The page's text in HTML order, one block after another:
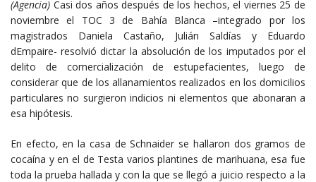
(Agencia) Casi dos años después de los hechos, el viernes 25 de
noviembre el TOC 3 de Bahía Blanca –integrado por los
magistrados Daniela Castaño, Julián Saldías y Eduardo
dEmpaire- resolvió dictar la absolución de los imputados por el
delito de comercialización de estupefacientes, luego de
considerar que de los allanamientos realizados en los domicilios
particulares no surgieron indicios ni elementos que abonaran a
esa hipótesis.
En efecto, en la casa de Schnaider se hallaron dos gramos de
cocaína y en el de Testa varios plantines de marihuana, esa fue
toda la prueba hallada y con la que se llegó a juicio respecto a la